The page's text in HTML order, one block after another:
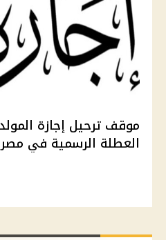
العطلة الرسمية في مصر